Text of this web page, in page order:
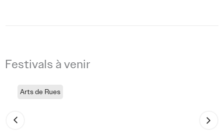
Festivals à venir
Arts de Rues